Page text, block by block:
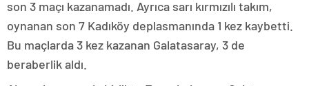
son 3 maçı kazanamadı. Ayrıca sarı kırmızılı takım,
oynanan son 7 Kadıköy deplasmanında 1 kez kaybetti.
Bu maçlarda 3 kez kazanan Galatasaray, 3 de
beraberlik aldı.